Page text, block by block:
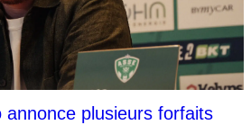
plusieurs forfaits